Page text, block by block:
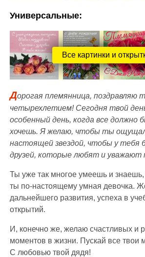
Универсальные:
Все картинки и
Дорогая племянница, поздравляю
четырехлетием! Сегодня твой
особенный день, когда все должно
хочешь. Я желаю, чтобы ты
настоящей звездой, чтобы у тебя
друзей, которые любят и уважают
Ты уже так многое умеешь и знаешь,
ты по-настоящему умная девочка.
дальнейшего развития, успеха в
открытий.
И, конечно же, желаю счастливых и
моментов в жизни. Пускай все твои
С любовью твой дядя!